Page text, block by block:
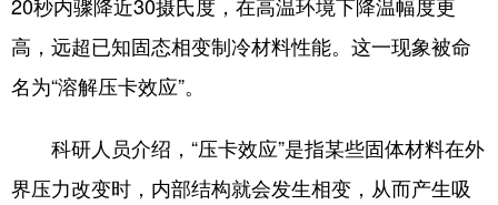
English Español Français عربى
Русский язык
Deutsch Português
高，远超已知固态相变制冷材料性能。这一现象被命
名为“溶解压卡效应”。
科研人员介绍，“压卡效应”是指某些固体材料在外
界压力改变时，内部结构就会发生相变，从而产生吸